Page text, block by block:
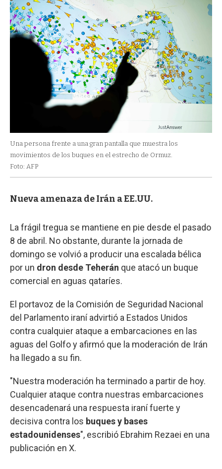
Una persona frente a una gran pantalla que muestra los
movimientos de los buques en el estrecho de Ormuz.
Foto: AFP
Nueva amenaza de Irán a EE.UU.
La frágil tregua se mantiene en pie desde el pasado
8 de abril. No obstante, durante la jornada de
domingo se volvió a producir una escalada bélica
por un dron desde Teherán que atacó un buque
comercial en aguas qataríes.
El portavoz de la Comisión de Seguridad Nacional
del Parlamento iraní advirtió a Estados Unidos
contra cualquier ataque a embarcaciones en las
aguas del Golfo y afirmó que la moderación de Irán
ha llegado a su fin.
"Nuestra moderación ha terminado a partir de hoy.
Cualquier ataque contra nuestras embarcaciones
desencadenará una respuesta iraní fuerte y
decisiva contra los buques y bases
estadounidenses", escribió Ebrahim Rezaei en una
publicación en X.